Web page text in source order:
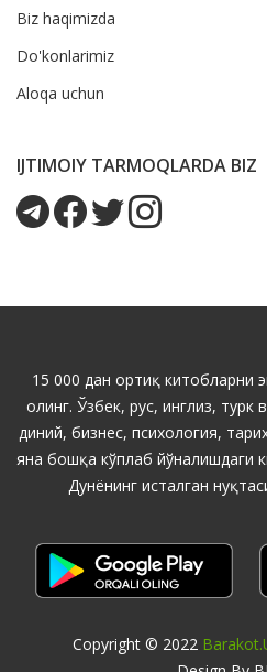
Biz haqimizda
Do'konlarimiz
Aloqa uchun
IJTIMOIY TARMOQLARDA BIZ
15 000 дан ортиқ китобларни
олинг. Ўзбек, рус, инглиз,
диний, бизнес, психология,
яна бошқа кўплаб йўналишдаги
Дунёнинг исталган
Copyright © 2022